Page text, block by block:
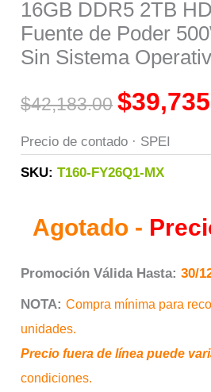
16GB DDR5 2TB
Fuente de Poder
Sin Sistema
$42,183.00 $
Precio de contado · SPEI
SKU:T160-FY26Q1-MX
Agotado -
Promoción Válida Hasta:30/
NOTA: Compra mínima para
unidades.
Precio fuera de línea puede
condiciones.